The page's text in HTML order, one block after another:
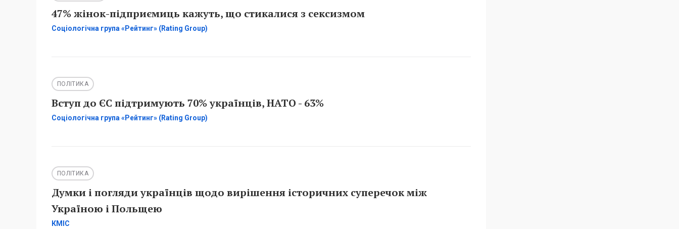
47% жінок-підприємиць кажуть, що стикалися з сексизмом
Соціологічна група «Рейтинг» (Rating Group)
ПОЛІТИКА
Вступ до ЄС підтримують 70% українців, НАТО - 63%
Соціологічна група «Рейтинг» (Rating Group)
ПОЛІТИКА
Думки і погляди українців щодо вирішення історичних суперечок між
Україною і Польщею
КМІС